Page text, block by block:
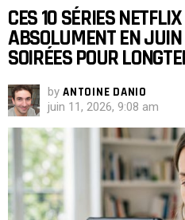
CES 10 SÉRIES
ABSOLUMENT EN
SOIRÉES POUR
by ANTOINE DANIO
juin 11, 2026, 9:08 am